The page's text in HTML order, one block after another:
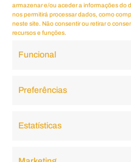
armazenar e/ou aceder a informações do
nos permitirá processar dados, como
neste site. Não consentir ou retirar o
recursos e funções.
Funcional
Preferências
Estatísticas
Política De
Política De Cookies
Contactos
2ªfeira a 6ªfeira